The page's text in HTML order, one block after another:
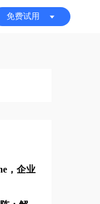
免费试用
，企业